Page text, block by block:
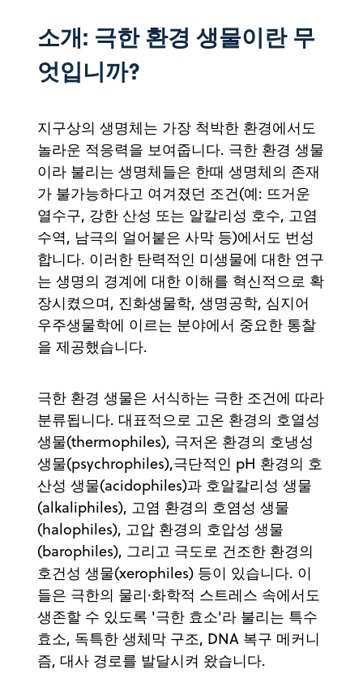
소개: 극한 환경 생물이란 무
엇입니까?
지구상의 생명체는 가장 척박한 환경에서도
놀라운 적응력을 보여줍니다. 극한 환경 생물
이라 불리는 생명체들은 한때 생명체의 존재
가 불가능하다고 여겨졌던 조건(예: 뜨거운
열수구, 강한 산성 또는 알칼리성 호수, 고염
수역, 남극의 얼어붙은 사막 등)에서도 번성
합니다. 이러한 탄력적인 미생물에 대한 연구
는 생명의 경계에 대한 이해를 혁신적으로 확
장시켰으며, 진화생물학, 생명공학, 심지어
우주생물학에 이르는 분야에서 중요한 통찰
을 제공했습니다.
극한 환경 생물은 서식하는 극한 조건에 따라
분류됩니다. 대표적으로 고온 환경의 호열성
생물(thermophiles), 극저온 환경의 호냉성
생물(psychrophiles),극단적인 pH 환경의 호
산성 생물(acidophiles)과 호알칼리성 생물
(alkaliphiles), 고염 환경의 호염성 생물
(halophiles), 고압 환경의 호압성 생물
(barophiles), 그리고 극도로 건조한 환경의
호건성 생물(xerophiles) 등이 있습니다. 이
들은 극한의 물리·화학적 스트레스 속에서도
생존할 수 있도록 '극한 효소'라 불리는 특수
효소, 독특한 생체막 구조, DNA 복구 메커니
즘, 대사 경로를 발달시켜 왔습니다.